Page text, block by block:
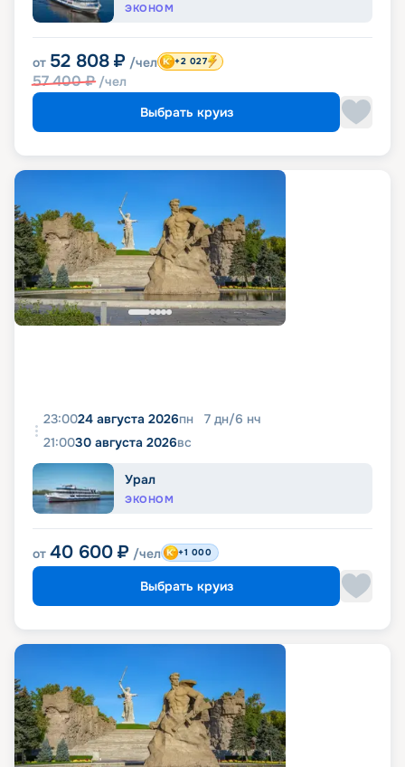
ЭКОНОМ
от 52 808 ₽ /чел
57 400₽ /чел
+2 027
Выбрать круиз
23:0024 августа 2026пн 7 дн/6 нч
21:0030 августа 2026вс
Урал
ЭКОНОМ
от 40 600 ₽ /чел +1 000
Выбрать круиз